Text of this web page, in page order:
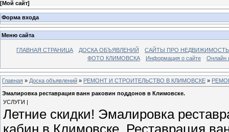
[Мой сайт]
Форма входа
Меню сайта
ГЛАВНАЯ СТРАНИЦА ДОСКА ОБЪЯВЛЕНИЙ
САЙТЫ ПРО
ФОТО КЛИМОВСКА
Информация о сайте Онлайн
Главная » Доска объявлений » РЕМОНТ И СТРОИТЕЛЬСТВО В КЛИМОВСКЕ »
Эмалировка реставрация ванн раковин поддонов в Климовске.
УСЛУГИ |
Летние скидки! Эмалировка
кабин в Климовске. Реставрация